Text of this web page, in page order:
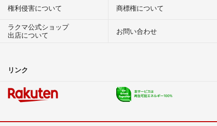
権利侵害について
商標権について
ラクマ公式ショップ
出店について
お問い合わせ
リンク